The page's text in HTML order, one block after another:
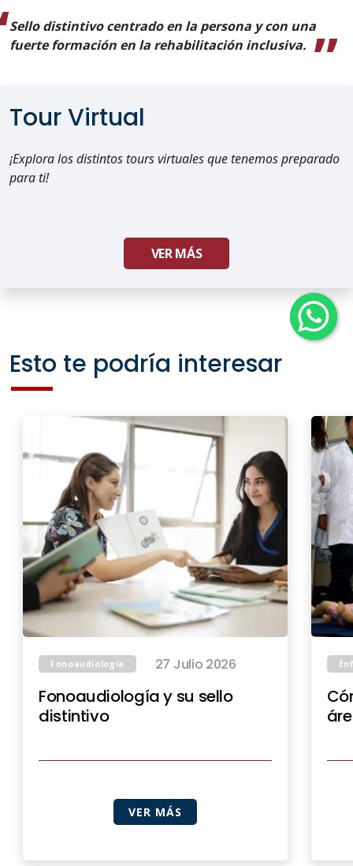
Sello distintivo centrado en la persona y con una
fuerte formación en la rehabilitación inclusiva.
Tour Virtual
¡Explora los distintos tours virtuales que tenemos preparado
para ti!
VER MÁS
Esto te podría interesar
Fonoaudiología 27 Julio 2026
Fonoaudiología y su sello
distintivo
VER MÁS